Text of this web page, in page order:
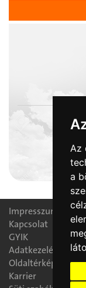
Az
a
Impresszum
Kapcsolat
GYIK
Adatkezelési
Oldaltérkép
Karrier